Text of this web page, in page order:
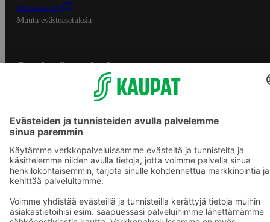
Mainostajalle
Muuta evästeasetuksia
S-ryhmän palvelut
Yhteishyvä Ruoka -sovellus
Prisma.fi
Sokos.fi
S-Pankki
Sokos Hotels